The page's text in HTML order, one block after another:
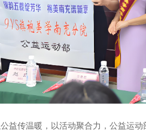
益传温暖，以活动聚合力，公益运